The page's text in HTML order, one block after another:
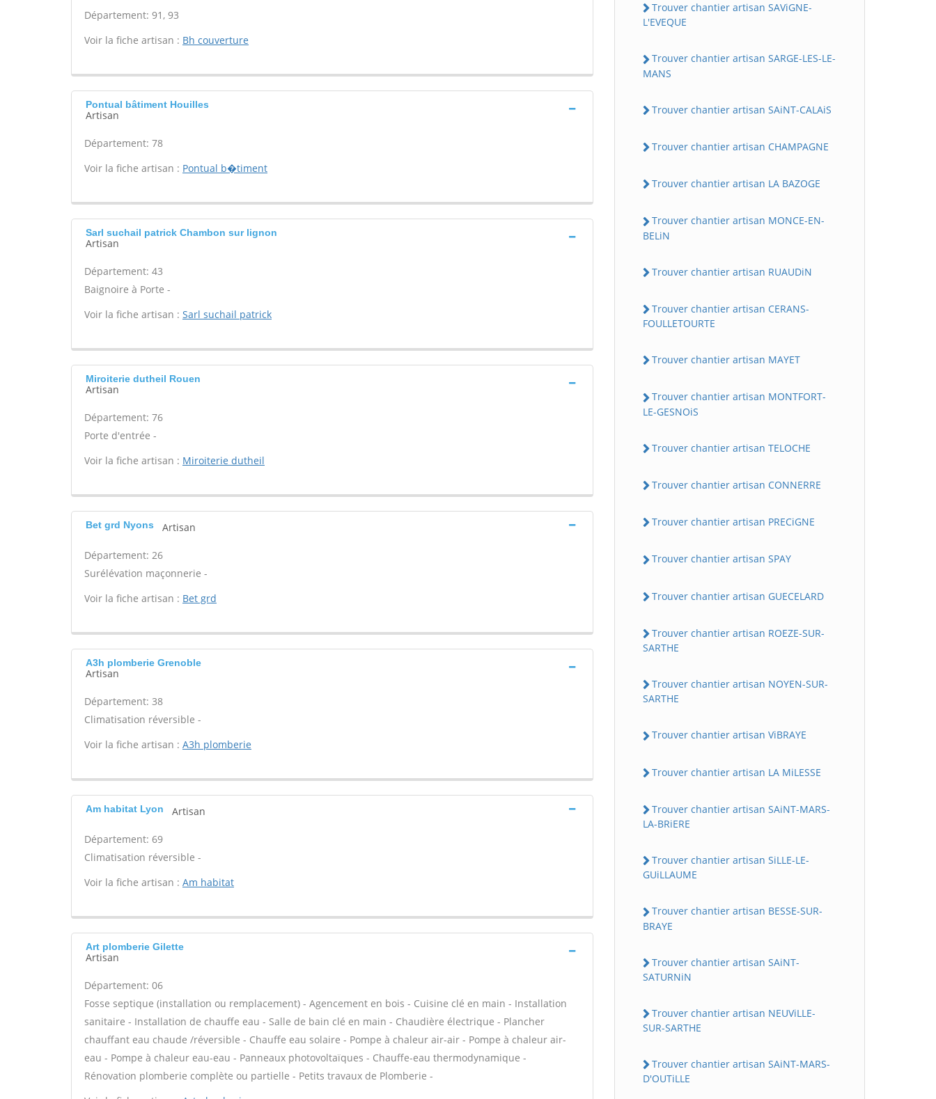
Département: 91, 93
Voir la fiche artisan : Bh couverture
Pontual bâtiment Houilles
Artisan
Département: 78
Voir la fiche artisan : Pontual b�timent
Sarl suchail patrick Chambon sur lignon
Artisan
Département: 43
Baignoire à Porte -
Voir la fiche artisan : Sarl suchail patrick
Miroiterie dutheil Rouen
Artisan
Département: 76
Porte d'entrée -
Voir la fiche artisan : Miroiterie dutheil
Bet grd Nyons Artisan
Département: 26
Surélévation maçonnerie -
Voir la fiche artisan : Bet grd
A3h plomberie Grenoble
Artisan
Département: 38
Climatisation réversible -
Voir la fiche artisan : A3h plomberie
Am habitat Lyon Artisan
Département: 69
Climatisation réversible -
Voir la fiche artisan : Am habitat
Art plomberie Gilette
Artisan
Département: 06
Fosse septique (installation ou remplacement) - Agencement en bois - Cuisine clé en main - Installation
sanitaire - Installation de chauffe eau - Salle de bain clé en main - Chaudière électrique - Plancher
chauffant eau chaude /réversible - Chauffe eau solaire - Pompe à chaleur air-air - Pompe à chaleur air-
eau - Pompe à chaleur eau-eau - Panneaux photovoltaïques - Chauffe-eau thermodynamique -
Rénovation plomberie complète ou partielle - Petits travaux de Plomberie -
Trouver chantier artisan SAViGNE-
L'EVEQUE
Trouver chantier artisan SARGE-LES-LE-
MANS
Trouver chantier artisan SAiNT-CALAiS
Trouver chantier artisan CHAMPAGNE
Trouver chantier artisan LA BAZOGE
Trouver chantier artisan MONCE-EN-
BELiN
Trouver chantier artisan RUAUDiN
Trouver chantier artisan CERANS-
FOULLETOURTE
Trouver chantier artisan MAYET
Trouver chantier artisan MONTFORT-
LE-GESNOiS
Trouver chantier artisan TELOCHE
Trouver chantier artisan CONNERRE
Trouver chantier artisan PRECiGNE
Trouver chantier artisan SPAY
Trouver chantier artisan GUECELARD
Trouver chantier artisan ROEZE-SUR-
SARTHE
Trouver chantier artisan NOYEN-SUR-
SARTHE
Trouver chantier artisan ViBRAYE
Trouver chantier artisan LA MiLESSE
Trouver chantier artisan SAiNT-MARS-
LA-BRiERE
Trouver chantier artisan SiLLE-LE-
GUiLLAUME
Trouver chantier artisan BESSE-SUR-
BRAYE
Trouver chantier artisan SAiNT-
SATURNiN
Trouver chantier artisan NEUViLLE-
SUR-SARTHE
Trouver chantier artisan SAiNT-MARS-
D'OUTiLLE